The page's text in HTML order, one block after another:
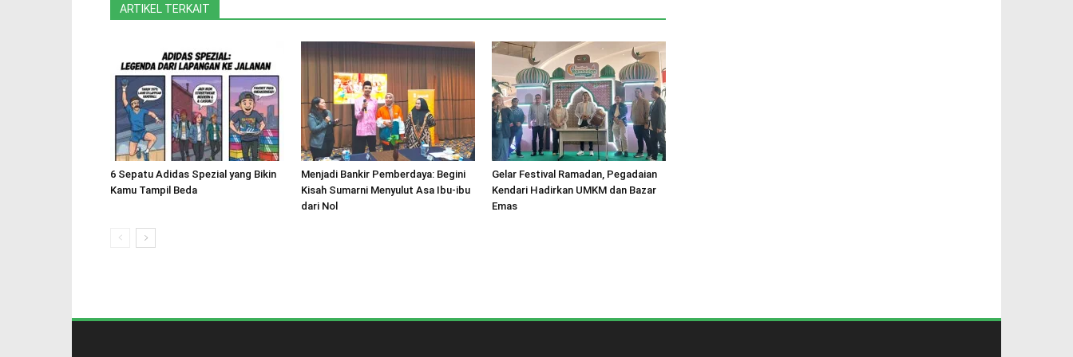
ARTIKEL TERKAIT
6 Sepatu Adidas Spezial yang Bikin
Kamu Tampil Beda
Menjadi Bankir Pemberdaya: Begini
Kisah Sumarni Menyulut Asa Ibu-ibu
dari Nol
Gelar Festival Ramadan, Pegadaian
Kendari Hadirkan UMKM dan Bazar
Emas